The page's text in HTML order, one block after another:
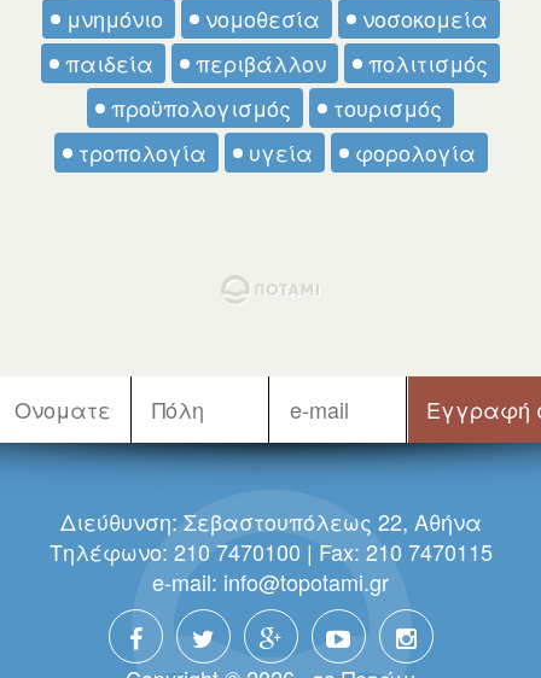
μνημόνιο
νομοθεσία
νοσοκομεία
παιδεία
περιβάλλον
πολιτισμός
προϋπολογισμός
τουρισμός
τροπολογία
υγεία φορολογία
Διεύθυνση: Σεβαστουπόλεως 22, Αθήνα
Τηλέφωνο: 210 7470100 | Fax: 210 7470115
e-mail: info@topotami.gr